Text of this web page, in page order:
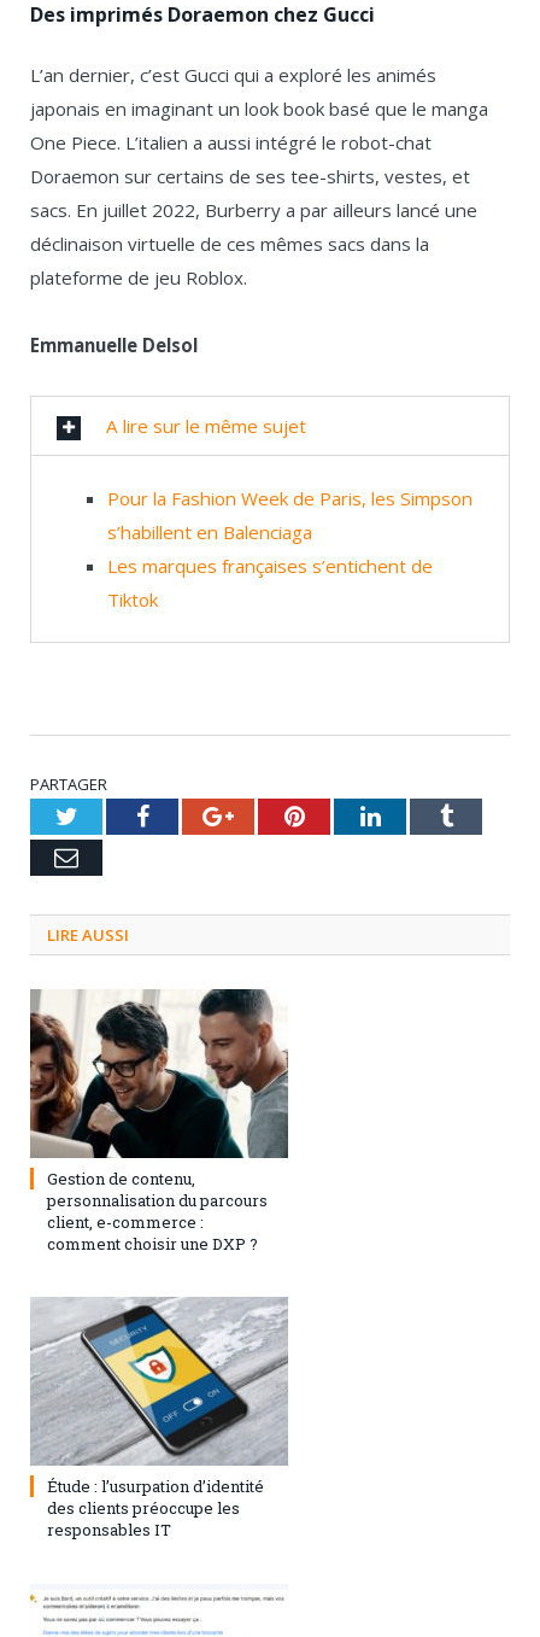
Des imprimés Doraemon chez Gucci
L’an dernier, c’est Gucci qui a exploré les animés
japonais en imaginant un look book basé que le manga
One Piece. L’italien a aussi intégré le robot-chat
Doraemon sur certains de ses tee-shirts, vestes, et
sacs. En juillet 2022, Burberry a par ailleurs lancé une
déclinaison virtuelle de ces mêmes sacs dans la
plateforme de jeu Roblox.
Emmanuelle Delsol
A lire sur le même sujet
Pour la Fashion Week de Paris, les Simpson
s’habillent en Balenciaga
Les marques françaises s’entichent de
Tiktok
PARTAGER
TwitterFacebookGoogle+PinterestLinkedInTumblr
Email
LIRE AUSSI
3 septembre 2024
Gestion de contenu,
personnalisation du parcours
client, e-commerce :
comment choisir une DXP ?
1 août 2023 0
Étude : l’usurpation d’identité
des clients préoccupe les
responsables IT